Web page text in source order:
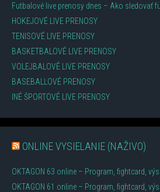
Futbalové live prenosy dnes – Ako sledovať
HOKEJOVÉ LIVE PRENOSY
TENISOVÉ LIVE PRENOSY
BASKETBALOVÉ LIVE PRENOSY
VOLEJBALOVÉ LIVE PRENOSY
BASEBALLOVÉ PRENOSY
INÉ ŠPORTOVÉ LIVE PRENOSY
ONLINE VYSIELANIE (NAŽIVO)
OKTAGON 63 online – Program, fightcard,
OKTAGON 61 online – Program, fightcard,